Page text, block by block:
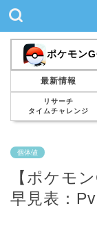
ポケモン
最新情報
リサーチ
タイムチャレンジ
個体値
【ポケモ
早見表：